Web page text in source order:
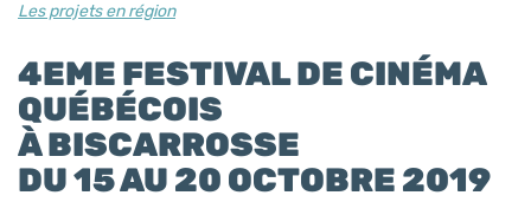
Les projets en région
4EME FESTIVAL DE CINÉMA
QUÉBÉCOIS
À BISCARROSSE
DU 15 AU 20 OCTOBRE 2019